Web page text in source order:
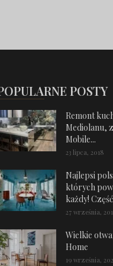
POSTY
Remont
Mediolanu,
Mobile...
23 lipca, 2018
Najlepsi
których
każdy!
27 września,
Wielkie
Home
19 września,